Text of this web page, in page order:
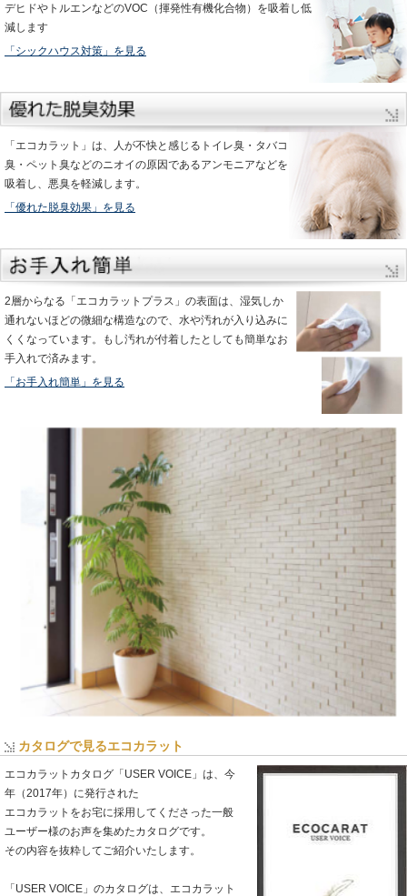
デヒドやトルエンなどのVOC（揮発性有機化合物）を吸着し低
減します
「シックハウス対策」を見る
「エコカラット」は、人が不快と感じるトイレ臭・タバコ
臭・ペット臭などのニオイの原因であるアンモニアなどを
吸着し、悪臭を軽減します。
「優れた脱臭効果」を見る
2層からなる「エコカラットプラス」の表面は、湿気しか
通れないほどの微細な構造なので、水や汚れが入り込みに
くくなっています。もし汚れが付着したとしても簡単なお
手入れで済みます。
「お手入れ簡単」を見る
カタログで見るエコカラット
エコカラットカタログ「USER VOICE」は、今
年（2017年）に発行された
エコカラットをお宅に採用してくださった一般
ユーザー様のお声を集めたカタログです。
その内容を抜粋してご紹介いたします。
「USER VOICE」のカタログは、エコカラット